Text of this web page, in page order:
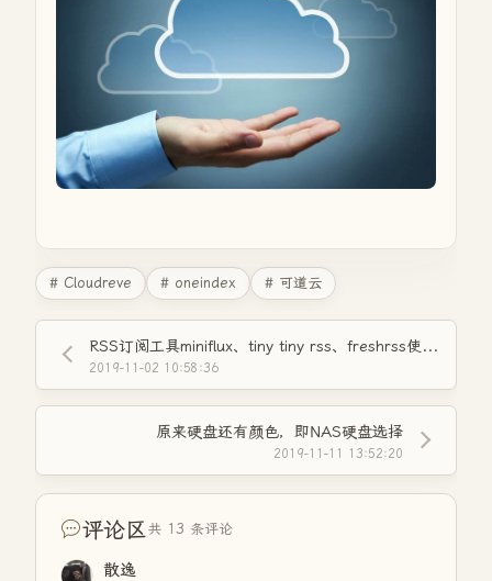
# Cloudreve # oneindex # 可道云
RSS订阅工具miniflux、tiny tiny rss、freshrss使用体会
2019-11-02 10:58:36
原来硬盘还有颜色，即NAS硬盘选择
2019-11-11 13:52:20
评论区共 13 条评论
散逸